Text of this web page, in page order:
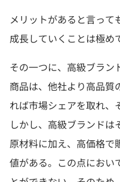
メリットがあると言って
成長していくことは極め
その一つに、高級ブラン
商品は、他社より高品質
れば市場シェアを取れ、
しかし、高級ブランド
原材料に加え、高価格で
値がある。この点におい